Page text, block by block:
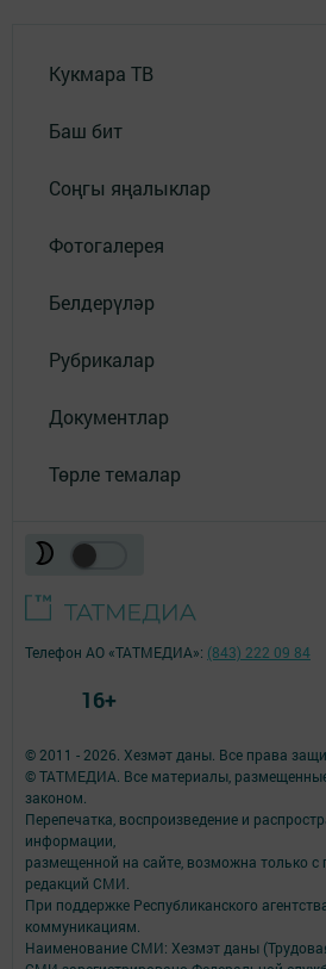
Кукмара ТВ
Баш бит
Соңгы яңалыклар
Фотогалерея
Белдерүләр
Рубрикалар
Документлар
Төрле темалар
© 2011 - 2026. Хезмәт даны. Все права
© ТАТМЕДИА. Все материалы,
законом.
Перепечатка, воспроизведение и
информации,
размещенной на сайте, возможна только с
редакций СМИ.
При поддержке Республиканского
коммуникациям.
Наименование СМИ: Хезмэт даны
Телефон АО «ТАТМЕДИА»: (843) 222 09 84
16+